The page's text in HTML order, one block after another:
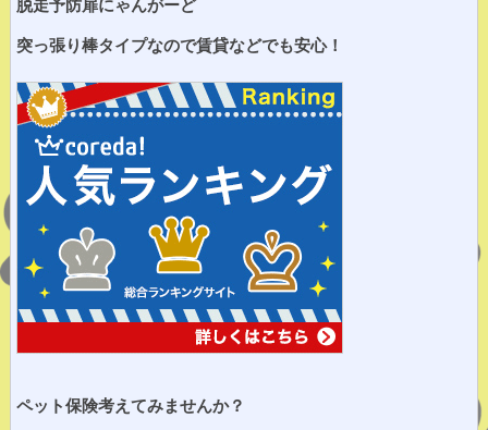
脱走予防扉にゃんがーど
突っ張り棒タイプなので賃貸などでも安心！
ペット保険考えてみませんか？